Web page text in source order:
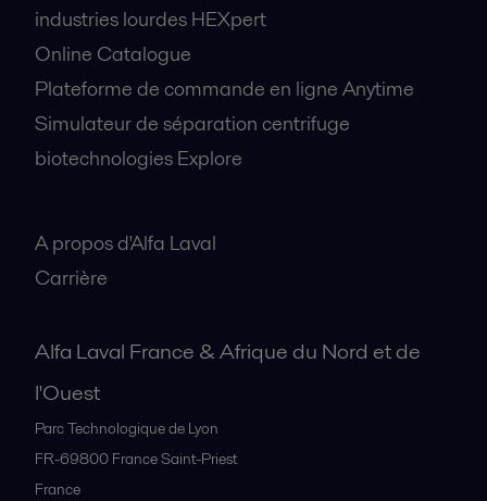
industries lourdes HEXpert
Online Catalogue
Plateforme de commande en ligne Anytime
Simulateur de séparation centrifuge
biotechnologies Explore
A propos d'Alfa Laval
Carrière
Alfa Laval France & Afrique du Nord et de
l'Ouest
Parc Technologique de Lyon
FR-69800 France Saint-Priest
France